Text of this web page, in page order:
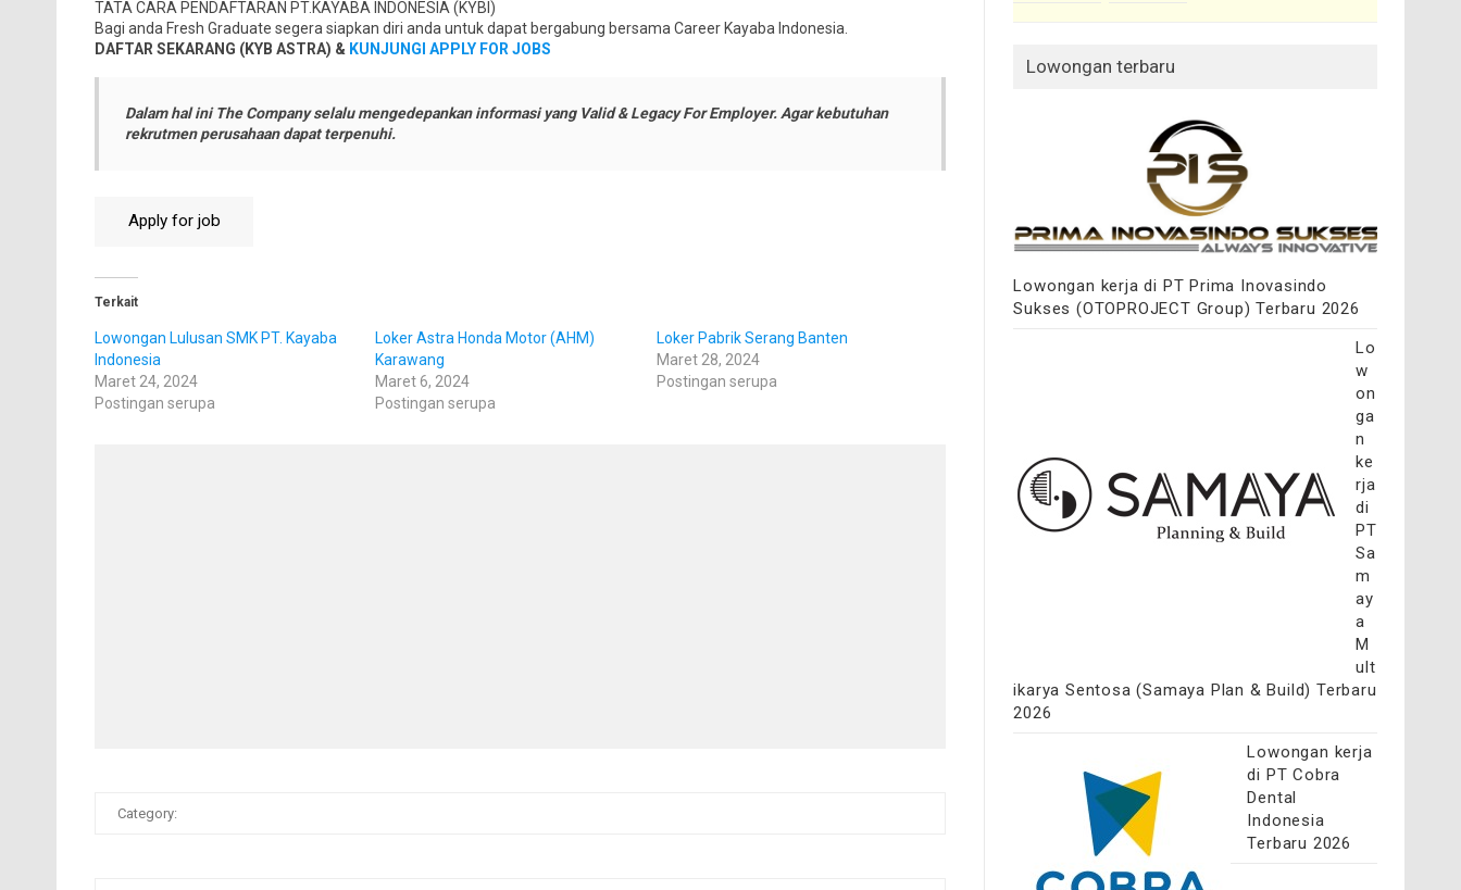
TATA CARA PENDAFTARAN PT.KAYABA INDONESIA (KYBI)
Bagi anda Fresh Graduate segera siapkan diri anda untuk dapat bergabung bersama Career Kayaba Indonesia.
DAFTAR SEKARANG (KYB ASTRA) & KUNJUNGI APPLY FOR JOBS
Dalam hal ini The Company selalu mengedepankan informasi yang Valid & Legacy For Employer. Agar kebutuhan
rekrutmen perusahaan dapat terpenuhi.
Terkait
Lowongan Lulusan SMK PT. Kayaba
Indonesia
Maret 24, 2024
Postingan serupa
Loker Astra Honda Motor (AHM)
Karawang
Maret 6, 2024
Postingan serupa
Loker Pabrik Serang Banten
Maret 28, 2024
Postingan serupa
Category:
Lowongan terbaru
Lowongan kerja di PT Prima Inovasindo
Sukses (OTOPROJECT Group) Terbaru 2026
Lo
w
on
ga
n
ke
rja
di
PT
Sa
m
ay
a
M
ult
ikarya Sentosa (Samaya Plan & Build) Terbaru
2026
Lowongan kerja
di PT Cobra
Dental
Indonesia
Terbaru 2026